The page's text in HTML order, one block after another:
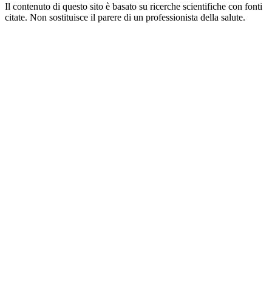
Il contenuto di questo sito è basato su ricerche scientifiche con fonti
citate. Non sostituisce il parere di un professionista della salute.